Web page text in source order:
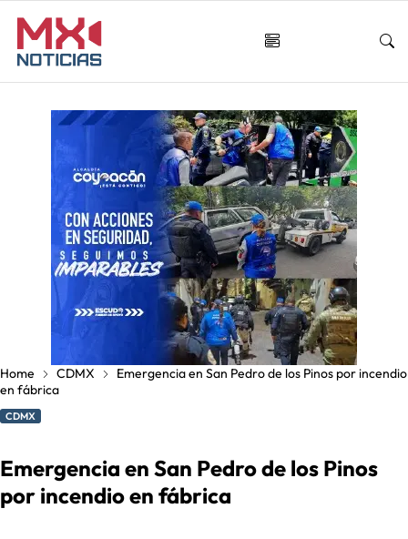
Home CDMX
Emergencia en San Pedro de los Pinos por incendio
en fábrica
CDMX
Emergencia en San Pedro de los Pinos
por incendio en fábrica